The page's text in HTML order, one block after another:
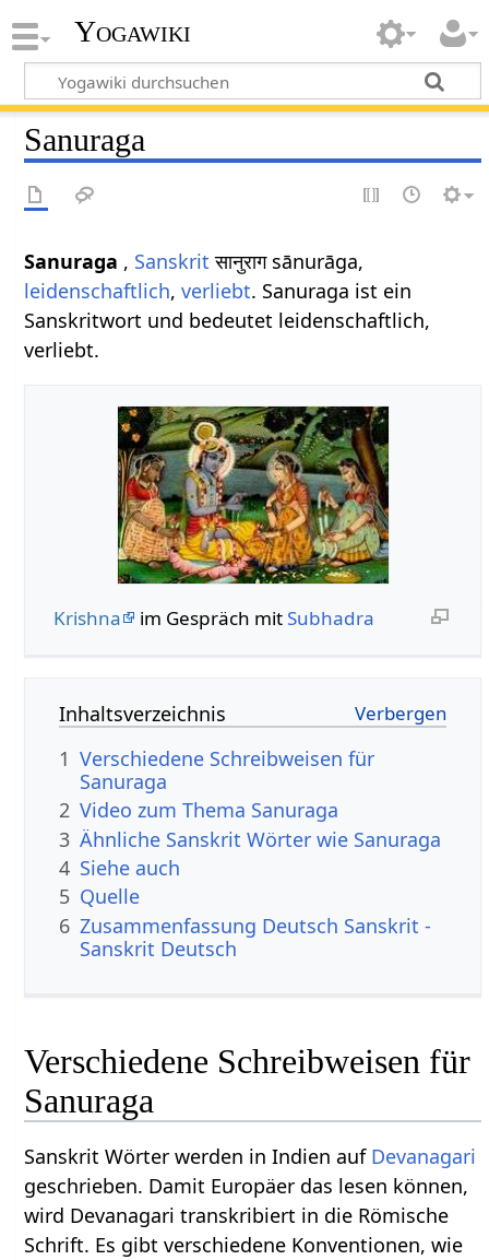
Yogawiki
Sanuraga
Sanuraga , Sanskrit सानुराग sānurāga,
leidenschaftlich,verliebt. Sanuraga ist ein
Sanskritwort und bedeutet leidenschaftlich,
verliebt.
Krishna im Gespräch mit Subhadra
Inhaltsverzeichnis
1 Verschiedene Schreibweisen für
Sanuraga
2 Video zum Thema Sanuraga
3 Ähnliche Sanskrit Wörter wie Sanuraga
4 Siehe auch
5 Quelle
6 Zusammenfassung Deutsch Sanskrit -
Sanskrit Deutsch
Verschiedene Schreibweisen für
Sanuraga
Sanskrit Wörter werden in Indien auf Devanagari
geschrieben. Damit Europäer das lesen können,
wird Devanagari transkribiert in die Römische
Schrift. Es gibt verschiedene Konventionen, wie